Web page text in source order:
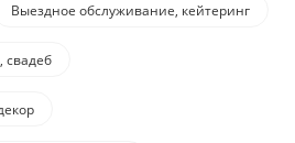
Выездное обслуживание, кейтеринг
свадеб